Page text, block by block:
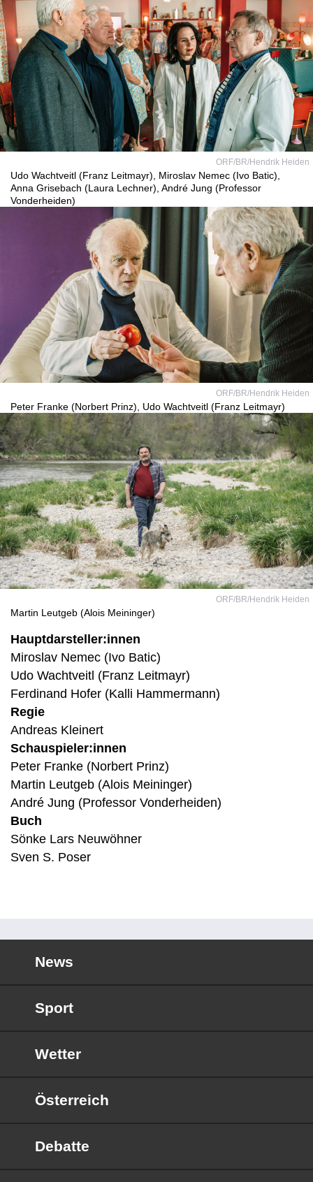
ORF/BR/Hendrik Heiden
Udo Wachtveitl (Franz Leitmayr), Miroslav Nemec (Ivo Batic),
Anna Grisebach (Laura Lechner), André Jung (Professor
Vonderheiden)
ORF/BR/Hendrik Heiden
Peter Franke (Norbert Prinz), Udo Wachtveitl (Franz Leitmayr)
ORF/BR/Hendrik Heiden
Martin Leutgeb (Alois Meininger)
Hauptdarsteller:innen
Miroslav Nemec (Ivo Batic)
Udo Wachtveitl (Franz Leitmayr)
Ferdinand Hofer (Kalli Hammermann)
Regie
Andreas Kleinert
Schauspieler:innen
Peter Franke (Norbert Prinz)
Martin Leutgeb (Alois Meininger)
André Jung (Professor Vonderheiden)
Buch
Sönke Lars Neuwöhner
Sven S. Poser
News
Sport
Wetter
Österreich
Debatte